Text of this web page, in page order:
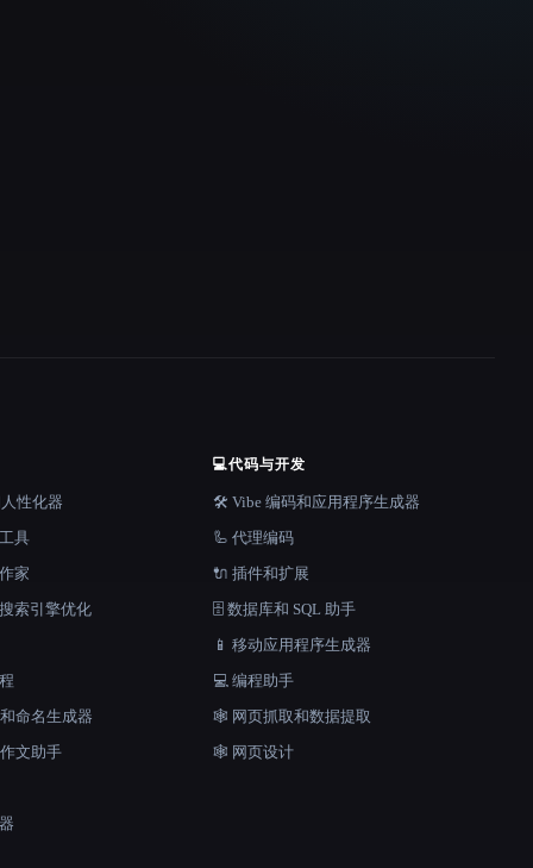
性化器
具
家
索引擎优化
命名生成器
文助手
💻代码与开发
🛠️ Vibe 编码和应用程序生成器
🦾 代理编码
🔌 插件和扩展
🗄️ 数据库和 SQL 助手
📱 移动应用程序生成器
💻 编程助手
🕸️ 网页抓取和数据提取
🕸 网页设计